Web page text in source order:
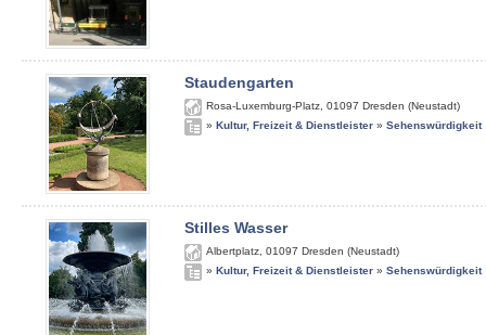
Staudengarten
Rosa-Luxemburg-Platz 01097 Dresden (Neustadt)
» Kultur, Freizeit & Dienstleister » Sehenswürdigkeit
Stilles Wasser
Albertplatz 01097 Dresden (Neustadt)
» Kultur, Freizeit & Dienstleister » Sehenswürdigkeit